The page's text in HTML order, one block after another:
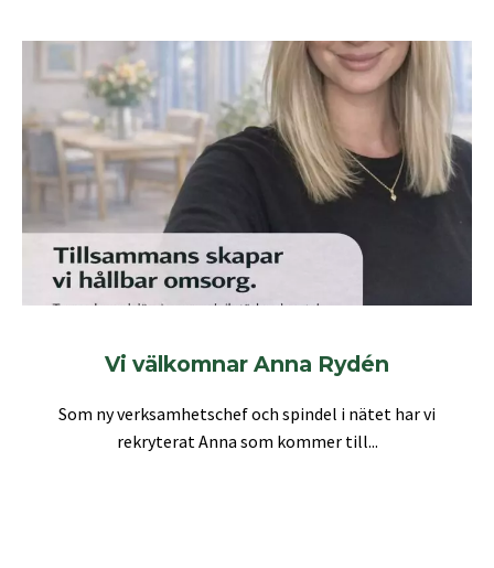
Vi välkomnar Anna Rydén
Som ny verksamhetschef och spindel i nätet har vi
rekryterat Anna som kommer till...